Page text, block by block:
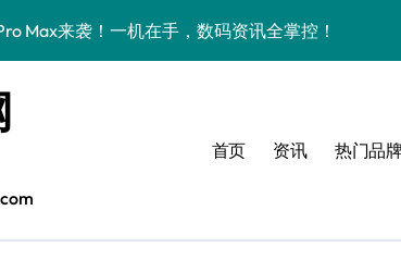
Max来袭！一机在手，数码资讯全掌控！
V6来袭！一屏解锁，玩机达人的新潮实用攻略
Pro携MOLLY来袭，数码控速抢科技新潮流！
Pro性能大跃升！数码控必看的超强机皇解析！
6性能狂飙升级！数码控必看的全能机皇解析
首页 资讯 热门品